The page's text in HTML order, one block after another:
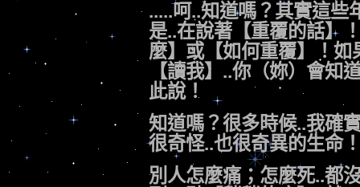
.....呵..知道嗎？其實這些
是..在說著【重覆的話】
麼】或【如何重覆】！如
【讀我】..你（妳）會知
此說！
知道嗎？很多時候..我確
很奇怪..也很奇異的生命
別人怎麼痛；怎麼死..都